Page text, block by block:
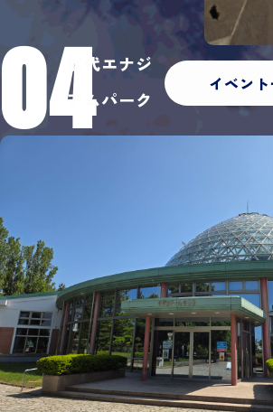
04能代エナジ
アムパーク
イベン